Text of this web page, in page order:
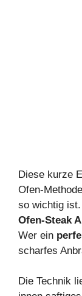
Diese kurze
so wichtig
Ofen-Steak
Wer ein
scharfes
Die Technik